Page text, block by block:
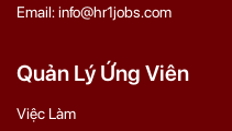
Email: info@hr1jobs.com
Quản Lý Ứng Viên
Việc Làm